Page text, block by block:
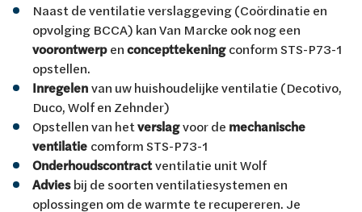
Naast de ventilatie verslaggeving (Coördinatie en
opvolging BCCA) kan Van Marcke ook nog een
voorontwerpenconcepttekeningconform STS-P73-1
opstellen.
Inregelenvan uw huishoudelijke ventilatie (Decotivo,
Duco, Wolf en Zehnder)
Opstellen van hetverslagvoor de mechanische
ventilatie comform STS-P73-1
Onderhoudscontractventilatie unit Wolf
Adviesbij de soorten ventilatiesystemen en
oplossingen om de warmte te recupereren. Je